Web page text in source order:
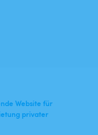
Website für
privater